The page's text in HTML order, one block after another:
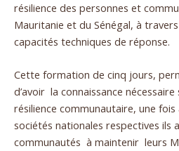
résilience des personnes et
Mauritanie et du Sénégal, à
capacités techniques de réponse.
Cette formation de cinq jours,
d’avoir la connaissance
résilience communautaire, une
sociétés nationales respectives ils
communautés à maintenir leurs